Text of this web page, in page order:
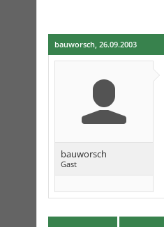
bauworsch, 26.09.2003
bauworsch
Gast